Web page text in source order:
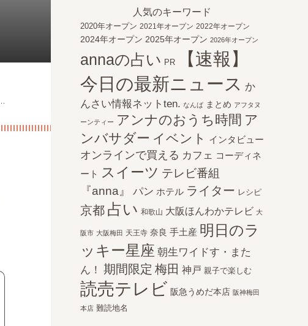
人気のキーワード
2020年オープン 2021年オープン 2022年オープン
2024年オープン 2025年オープン 2026年オープン
annaの占い PR
【速報】
今日の最新ニュース か
んさい情報ネットten. なんば まとめ アフタヌ
ーンティー アンナのおうち時間 ア
ンバサダー イベント インタビュー
オンラインで買える カフェ コーディネ
ート
スイーツ テレビ番組
『anna』
パン ホテル ライター レシピ
京都 占い 和歌山 大阪ほんわかテレビ 大
阪市 大阪梅田 天王寺 奈良 手土産 明日のラ
ッキー星座 朝生ワイドす・また
ん！ 期間限定 梅田 神戸 親子で楽しむ
読売テレビ 阪急うめだ本店 阪神梅田
本店 難読地名